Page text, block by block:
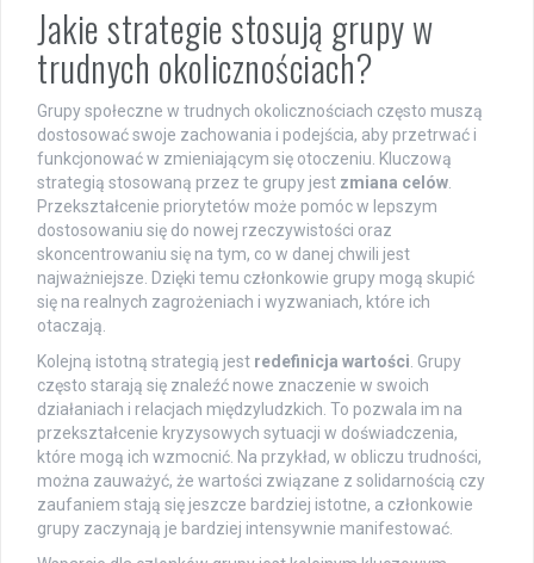
Jakie strategie stosują grupy w
trudnych okolicznościach?
Grupy społeczne w trudnych okolicznościach często muszą
dostosować swoje zachowania i podejścia, aby przetrwać i
funkcjonować w zmieniającym się otoczeniu. Kluczową
strategią stosowaną przez te grupy jest zmiana celów
Przekształcenie priorytetów może pomóc w lepszym
dostosowaniu się do nowej rzeczywistości oraz
skoncentrowaniu się na tym, co w danej chwili jest
najważniejsze. Dzięki temu członkowie grupy mogą skupić
się na realnych zagrożeniach i wyzwaniach, które ich
otaczają.
Kolejną istotną strategią jest redefinicja wartości . Grupy
często starają się znaleźć nowe znaczenie w swoich
działaniach i relacjach międzyludzkich. To pozwala im na
przekształcenie kryzysowych sytuacji w doświadczenia,
które mogą ich wzmocnić. Na przykład, w obliczu trudności,
można zauważyć, że wartości związane z solidarnością czy
zaufaniem stają się jeszcze bardziej istotne, a członkowie
grupy zaczynają je bardziej intensywnie manifestować.